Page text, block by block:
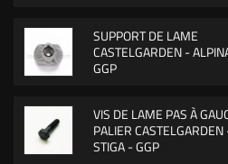
SUPPORT DE LAME
CASTELGARDEN -
GGP
VIS DE LAME PAS À
PALIER
STIGA - GGP